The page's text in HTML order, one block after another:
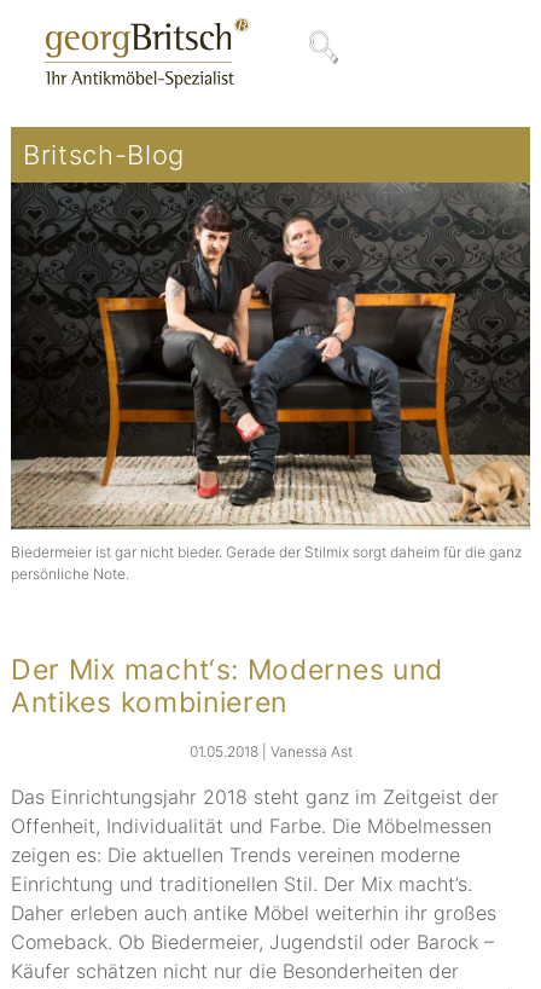
Britsch-Blog
Biedermeier ist gar nicht bieder. Gerade der Stilmix sorgt daheim für die ganz
persönliche Note.
Der Mix macht‘s: Modernes und
Antikes kombinieren
01.05.2018 | Vanessa Ast
Das Einrichtungsjahr 2018 steht ganz im Zeitgeist der
Offenheit, Individualität und Farbe. Die Möbelmessen
zeigen es: Die aktuellen Trends vereinen moderne
Einrichtung und traditionellen Stil. Der Mix macht’s.
Daher erleben auch antike Möbel weiterhin ihr großes
Comeback. Ob Biedermeier, Jugendstil oder Barock –
Käufer schätzen nicht nur die Besonderheiten der